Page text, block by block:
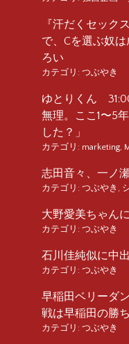
『汗だくセック
で、Cを選ぶ奴
ろい
カテゴリ: つぶやき
ゆとりくん
無理。ここ1〜5
した？」
カテゴリ: marketing
志田音々、一ノ
カテゴリ: つぶやき
大野愛美ちゃん
カテゴリ: つぶやき
石川佳純似に中
カテゴリ: つぶやき
早稲田ベリーダ
戦は早稲田の勝
カテゴリ: つぶやき